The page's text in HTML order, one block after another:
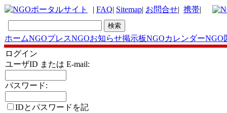
| FAQ| Sitemap| お問合せ| 携帯|
ホームNGOプレスNGOお知らせ掲示板NGOカレンダーNGO
ログイン
ユーザID または E-mail:
パスワード:
IDとパスワードを記